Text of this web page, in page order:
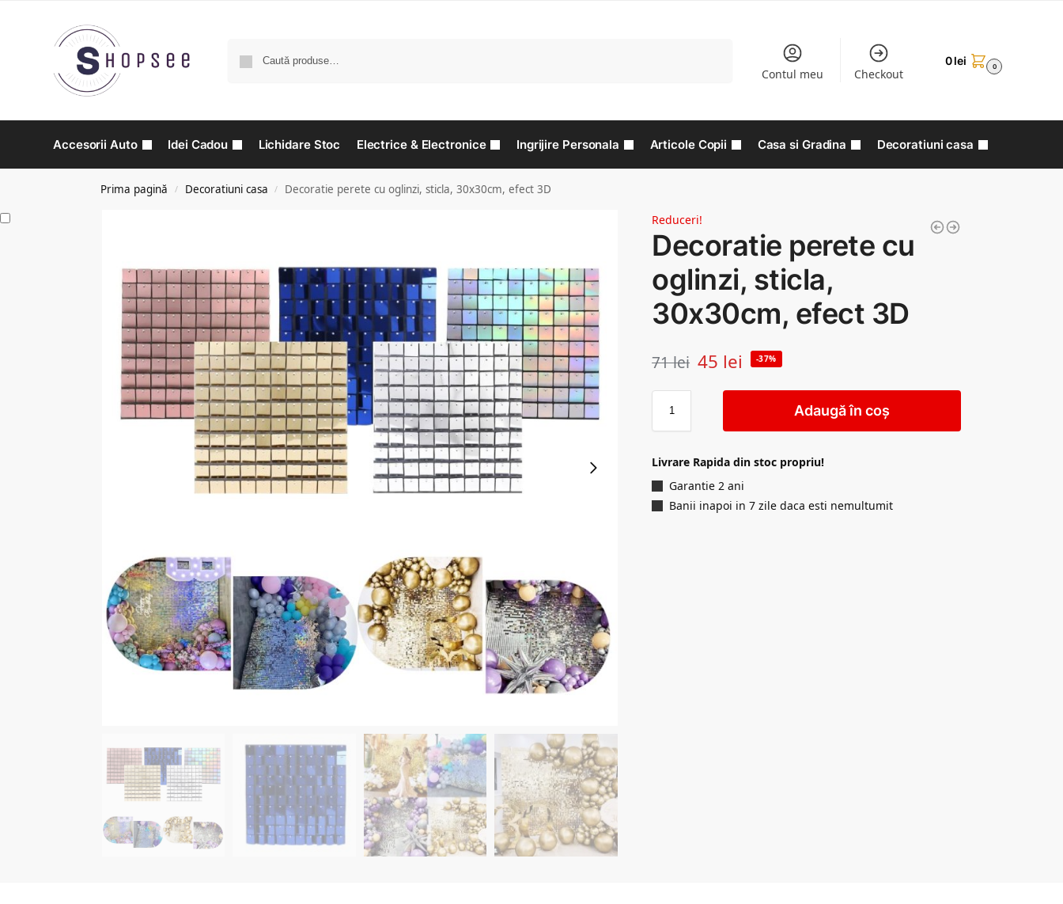
Contul meu Checkout
0lei 0
Accesorii Auto Idei Cadou Lichidare Stoc Electrice & Electronice Ingrijire Personala Articole Copii Casa si Gradina Decoratiuni casa
Prima pagină / Decoratiuni casa / Decoratie perete cu oglinzi, sticla, 30x30cm, efect 3D
Reduceri!
Decoratie perete cu
oglinzi, sticla,
30x30cm, efect 3D
71lei 45 lei -37%
Adaugă în coș
Livrare Rapida din stoc propriu!
Garantie 2 ani
Banii inapoi in 7 zile daca esti nemultumit